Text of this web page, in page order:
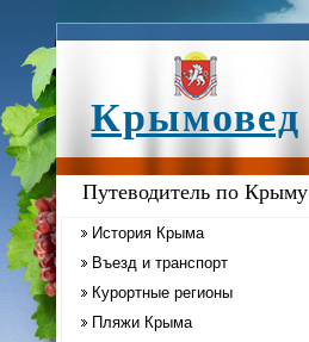
Крымовед
Путеводитель по Крыму
История Крыма
Въезд и транспорт
Курортные регионы
Пляжи Крыма